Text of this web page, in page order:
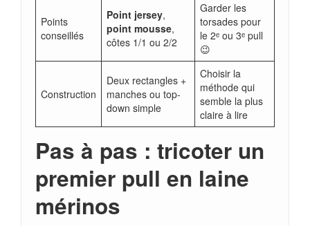
Points
conseillés
Point jersey,
point mousse,
côtes 1/1 ou 2/2
Garder les
torsades pour
le 2ᵉ ou 3ᵉ pull
😉
Construction
Deux rectangles +
manches ou top-
down simple
Choisir la
méthode qui
semble la plus
claire à lire
Pas à pas : tricoter un
premier pull en laine
mérinos